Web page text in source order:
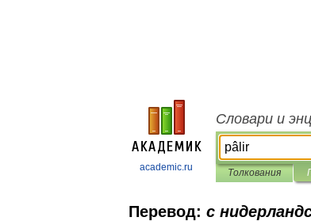
academic.ru
Словари и
Толкования
Перевод: с